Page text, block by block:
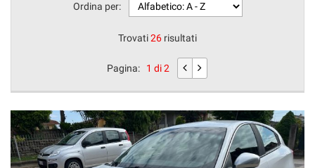
Ordina per:
Trovati26 risultati
Pagina: 1 di 2